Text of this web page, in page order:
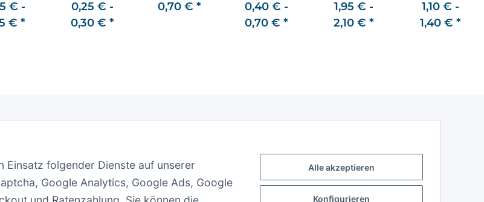
Alle akzeptieren
Konfigurieren
Einsatz folgender Dienste auf unserer
Google Analytics, Google Ads, Google
€ -
€ *
Tülle x Tülle
0,25 € -
0,30 € *
Außengewinde
0,70 € *
0,40 € -
0,70 € *
x Lock
1,95 € -
2,10 € *
Außengewinde
(AG)
1,10 € -
1,40 € *
Datenschutz
AGB